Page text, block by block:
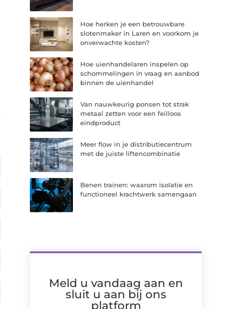
Hoe herken je een betrouwbare
slotenmaker in Laren en voorkom je
onverwachte kosten?
Hoe uienhandelaren inspelen op
schommelingen in vraag en aanbod
binnen de uienhandel
Van nauwkeurig ponsen tot strak
metaal zetten voor een feilloos
eindproduct
Meer flow in je distributiecentrum
met de juiste liftencombinatie
Benen trainen: waarom isolatie en
functioneel krachtwerk samengaan
Meld u vandaag aan en
sluit u aan bij ons
platform